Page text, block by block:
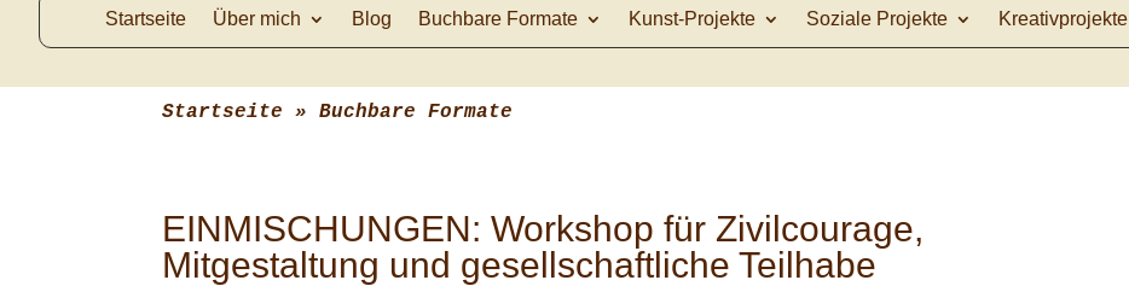
Startseite Über mich Blog Buchbare Formate Kunst-Projekte Soziale Projekte Kreativprojekte
Startseite » Buchbare Formate
EINMISCHUNGEN: Workshop für Zivilcourage,
Mitgestaltung und gesellschaftliche Teilhabe